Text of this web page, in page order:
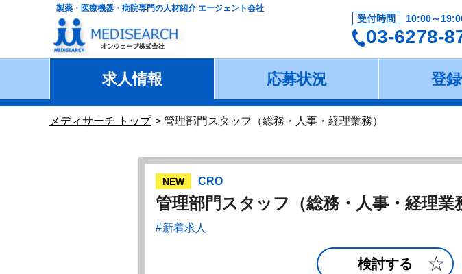
製薬・医療機器・病院専門の人材紹介 エージェント会社
受付時間 10:00～
03-6278-
求人情報 応募状況 登
メディサーチ トップ 管理部門スタッフ（総務・人事・経理業務）
NEW CRO
管理部門スタッフ（総務・人事・経理業
新着求人
検討する